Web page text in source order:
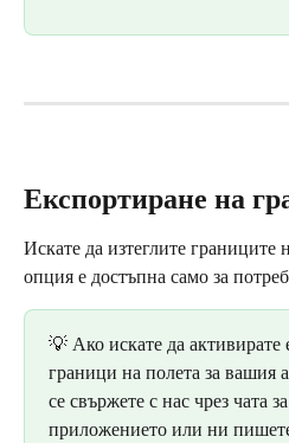
Експортиране на
Искате да изтеглите границите
опция е достъпна само за
💡 Ако искате да активирате
граници на полета за
се свържете с нас чрез чата
приложението или ни